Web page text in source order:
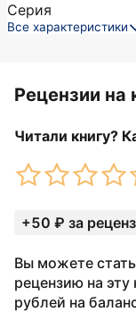
Серия
Все характеристики
Рецензии на
Читали книгу?
+50 ₽ за
Вы можете
рецензию на
рублей на